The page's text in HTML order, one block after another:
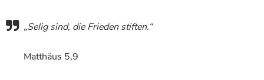
„Selig sind, die Frieden stiften.“
Matthäus 5,9